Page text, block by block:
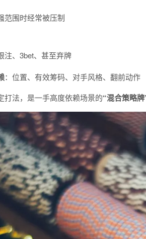
范围时经常被压制
注、3bet、甚至弃牌
：位置、有效筹码、对手风格、翻前动作
打法，是一手高度依赖场景的“混合策略牌